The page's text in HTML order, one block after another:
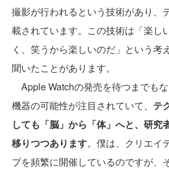
撮影が行われるという技術があり、
載されています。この技術は「楽し
く、笑うから楽しいのだ」という考
聞いたことがあります。
Apple Watchの発売を待つまでも
機器の可能性が注目されていて、 テ
しても「脳」から「体」へと、研究
移りつつあります。僕は、クリエイ
プを頻繁に開催しているのですが、